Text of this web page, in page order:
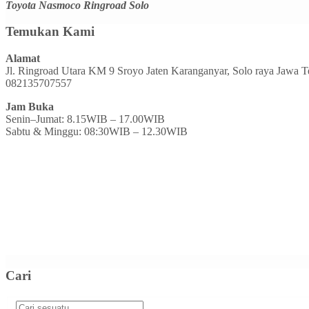
Toyota Nasmoco Ringroad Solo
Temukan Kami
Alamat
Jl. Ringroad Utara KM 9 Sroyo Jaten Karanganyar, Solo raya Jawa
082135707557
Jam Buka
Senin–Jumat: 8.15WIB – 17.00WIB
Sabtu & Minggu: 08:30WIB – 12.30WIB
Cari